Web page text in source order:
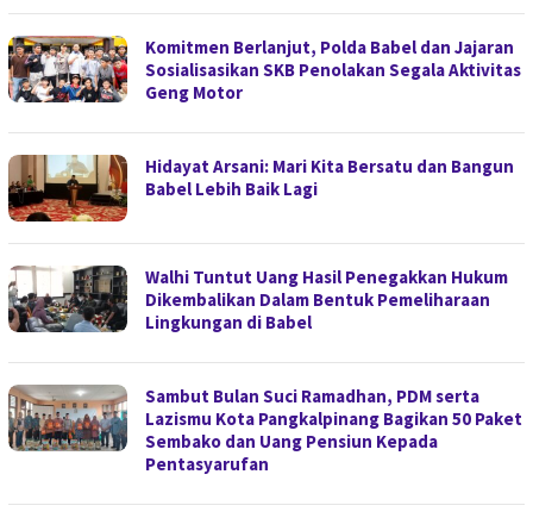
Komitmen Berlanjut, Polda Babel dan Jajaran
Sosialisasikan SKB Penolakan Segala Aktivitas
Geng Motor
Hidayat Arsani: Mari Kita Bersatu dan Bangun
Babel Lebih Baik Lagi
Walhi Tuntut Uang Hasil Penegakkan Hukum
Dikembalikan Dalam Bentuk Pemeliharaan
Lingkungan di Babel
Sambut Bulan Suci Ramadhan, PDM serta
Lazismu Kota Pangkalpinang Bagikan 50 Paket
Sembako dan Uang Pensiun Kepada
Pentasyarufan